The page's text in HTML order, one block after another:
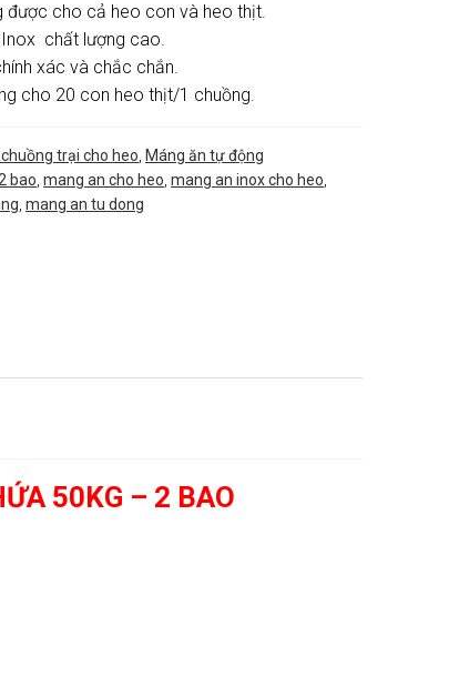
được cho cả heo con và heo thịt.
chất lượng cao.
xác và chắc chắn.
cho 20 con heo thịt/1 chuồng.
trại cho heo Máng ăn tự động
bao ,mang an cho heo ,mang an inox cho heo
,mang an tu dong
50KG – 2 BAO